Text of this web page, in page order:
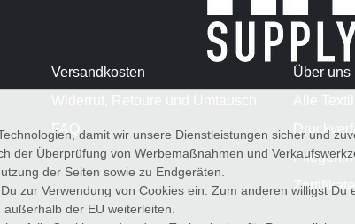
Versandkosten
FAQ
Über uns
Zertifikate
damit wir unsere Dienstleistungen sicher und
der Überprüfung von Werbemaßnahmen und
der Seiten sowie zu Endgeräten.
zur Verwendung von Cookies ein. Zum anderen willigst
der EU weiterleiten.